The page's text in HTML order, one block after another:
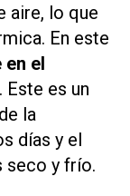
aire, lo que
En este
el
. Este es un
la
días y el
seco y frío.